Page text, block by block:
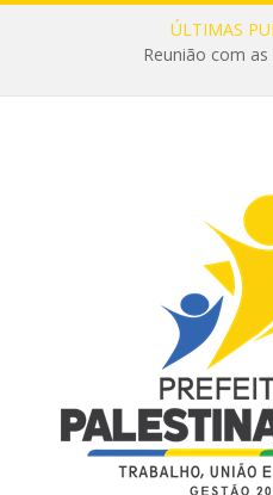
ÚLTIMAS
Reunião com